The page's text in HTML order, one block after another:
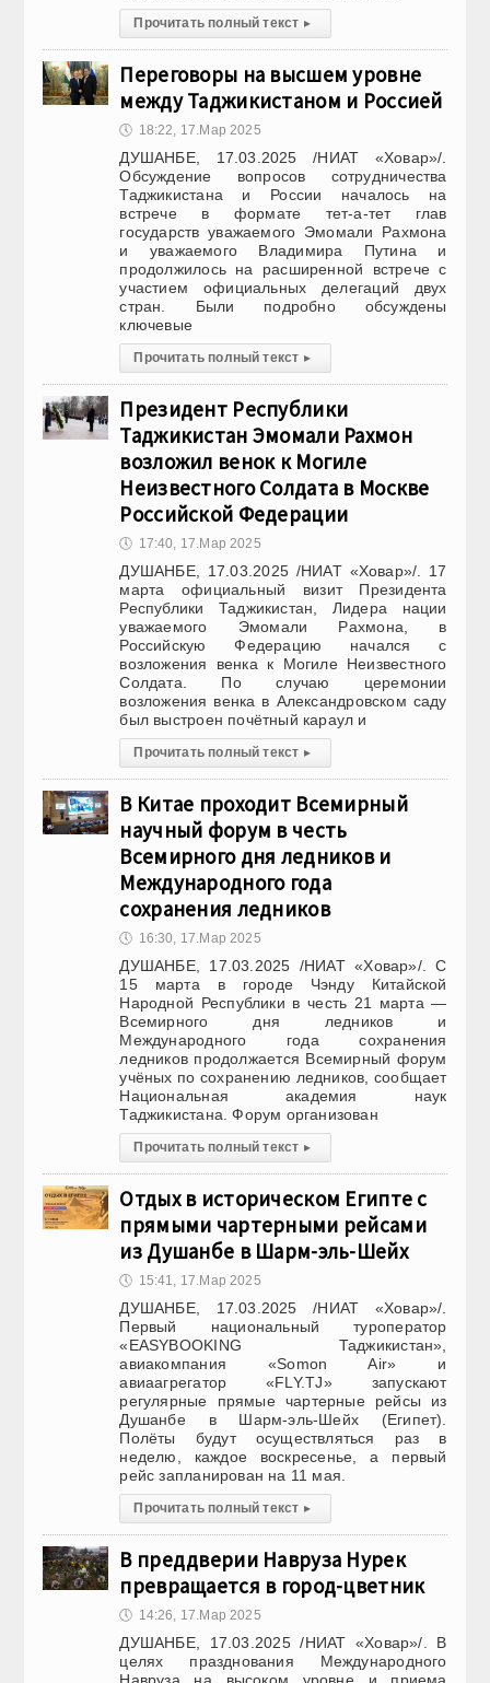
Прочитать полный текст ▸
Переговоры на высшем уровне
между Таджикистаном и Россией
🕔 18:22, 17.Мар 2025
ДУШАНБЕ, 17.03.2025 /НИАТ «Ховар»/.
Обсуждение вопросов сотрудничества
Таджикистана и России началось на
встрече в формате тет-а-тет глав
государств уважаемого Эмомали Рахмона
и уважаемого Владимира Путина и
продолжилось на расширенной встрече с
участием официальных делегаций двух
стран. Были подробно обсуждены
ключевые
Прочитать полный текст ▸
Президент Республики
Таджикистан Эмомали Рахмон
возложил венок к Могиле
Неизвестного Cолдата в Москве
Российской Федерации
🕔 17:40, 17.Мар 2025
ДУШАНБЕ, 17.03.2025 /НИАТ «Ховар»/. 17
марта официальный визит Президента
Республики Таджикистан, Лидера нации
уважаемого Эмомали Рахмона, в
Российскую Федерацию начался с
возложения венка к Могиле Неизвестного
Cолдата. По случаю церемонии
возложения венка в Александровском саду
был выстроен почётный караул и
Прочитать полный текст ▸
В Китае проходит Всемирный
научный форум в честь
Всемирного дня ледников и
Международного года
сохранения ледников
🕔 16:30, 17.Мар 2025
ДУШАНБЕ, 17.03.2025 /НИАТ «Ховар»/. С
15 марта в городе Чэнду Китайской
Народной Республики в честь 21 марта —
Всемирного дня ледников и
Международного года сохранения
ледников продолжается Всемирный форум
учёных по сохранению ледников, сообщает
Национальная академия наук
Таджикистана. Форум организован
Прочитать полный текст ▸
Отдых в историческом Египте с
прямыми чартерными рейсами
из Душанбе в Шарм-эль-Шейх
🕔 15:41, 17.Мар 2025
ДУШАНБЕ, 17.03.2025 /НИАТ «Ховар»/.
Первый национальный туроператор
«EASYBOOKING Таджикистан»,
авиакомпания «Somon Air» и
авиаагрегатор «FLY.TJ» запускают
регулярные прямые чартерные рейсы из
Душанбе в Шарм-эль-Шейх (Египет).
Полёты будут осуществляться раз в
неделю, каждое воскресенье, а первый
рейс запланирован на 11 мая.
Прочитать полный текст ▸
В преддверии Навруза Нурек
превращается в город-цветник
🕔 14:26, 17.Мар 2025
ДУШАНБЕ, 17.03.2025 /НИАТ «Ховар»/. В
целях празднования Международного